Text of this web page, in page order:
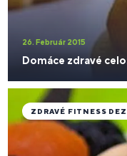
26. Február 2015
Domáce zdravé
ZDRAVÉ FITNESS